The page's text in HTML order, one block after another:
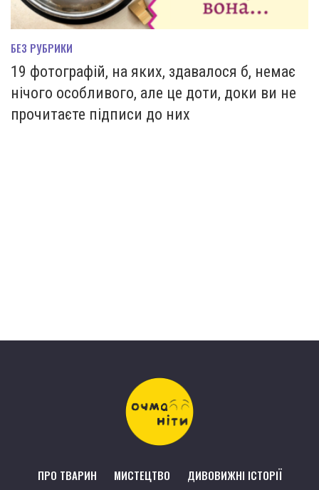
БЕЗ РУБРИКИ
19 фотографій, на яких, здавалося б, немає
нічого особливого, але це доти, доки ви не
прочитаєте підписи до них
ПРО ТВАРИН МИСТЕЦТВО ДИВОВИЖНІ ІСТОРІЇ